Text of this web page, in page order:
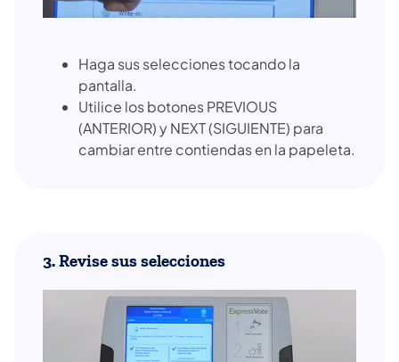
Haga sus selecciones tocando la
pantalla.
Utilice los botones PREVIOUS
(ANTERIOR) y NEXT (SIGUIENTE) para
cambiar entre contiendas en la papeleta.
3. Revise sus selecciones